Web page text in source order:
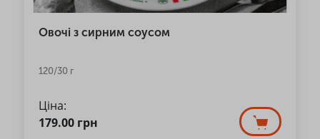
Овочі з сирним соусом
120/30 г
Ціна:
179.00 грн